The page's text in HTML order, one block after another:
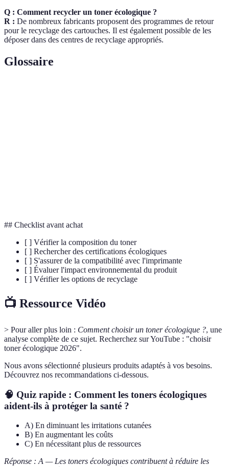
Q : Comment recycler un toner écologique ?
R : De nombreux fabricants proposent des programmes de retour
pour le recyclage des cartouches. Il est également possible de les
déposer dans des centres de recyclage appropriés.
Glossaire
## Checklist avant achat
[ ] Vérifier la composition du toner
[ ] Rechercher des certifications écologiques
[ ] S'assurer de la compatibilité avec l'imprimante
[ ] Évaluer l'impact environnemental du produit
[ ] Vérifier les options de recyclage
📺 Ressource Vidéo
> Pour aller plus loin : Comment choisir un toner écologique ?, une
analyse complète de ce sujet. Recherchez sur YouTube : "choisir
toner écologique 2026".
Nous avons sélectionné plusieurs produits adaptés à vos besoins.
Découvrez nos recommandations ci-dessous.
🧠 Quiz rapide : Comment les toners écologiques
aident-ils à protéger la santé ?
A) En diminuant les irritations cutanées
B) En augmentant les coûts
C) En nécessitant plus de ressources
Réponse : A — Les toners écologiques contribuent à réduire les